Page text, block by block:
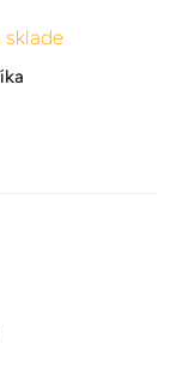
sklade